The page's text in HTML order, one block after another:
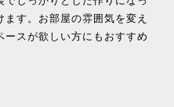
す。お部屋の雰囲気を変え
スが欲しい方にもおすすめ